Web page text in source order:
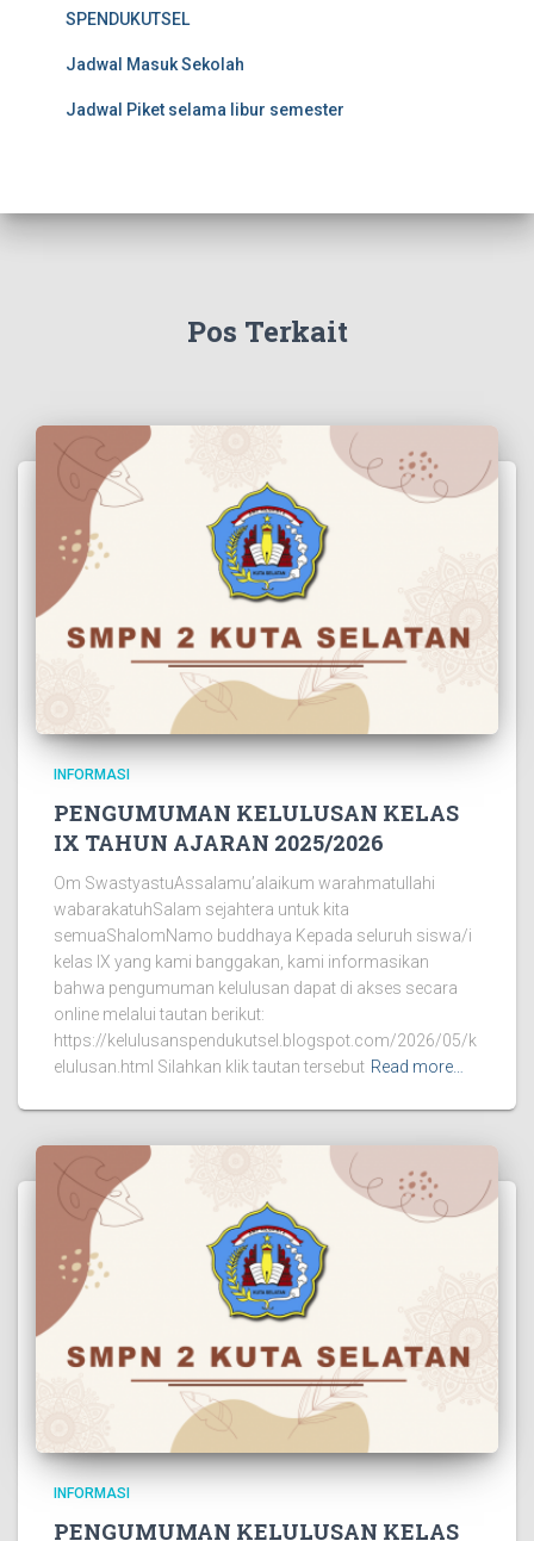
SPENDUKUTSEL
Jadwal Masuk Sekolah
Jadwal Piket selama libur semester
Pos Terkait
INFORMASI
PENGUMUMAN KELULUSAN KELAS
IX TAHUN AJARAN 2025/2026
Om SwastyastuAssalamu’alaikum warahmatullahi
wabarakatuhSalam sejahtera untuk kita
semuaShalomNamo buddhaya Kepada seluruh siswa/i
kelas IX yang kami banggakan, kami informasikan
bahwa pengumuman kelulusan dapat di akses secara
online melalui tautan berikut:
https://kelulusanspendukutsel.blogspot.com/2026/05/k
elulusan.html Silahkan klik tautan tersebut Read more…
INFORMASI
PENGUMUMAN KELULUSAN KELAS